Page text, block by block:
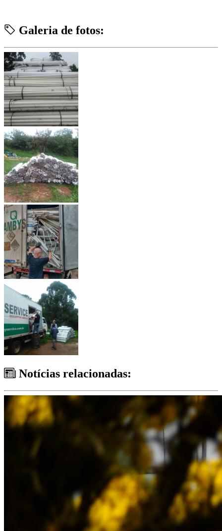
Galeria de fotos:
Notícias relacionadas: